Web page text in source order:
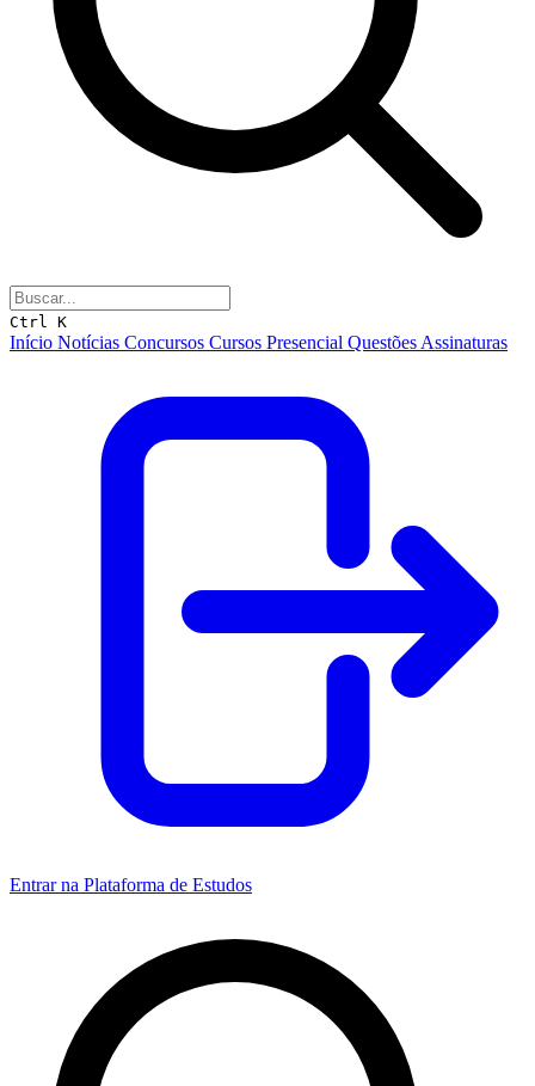
Ctrl K
Início Notícias Concursos Cursos Presencial Questões Assinaturas
Entrar na Plataforma de Estudos